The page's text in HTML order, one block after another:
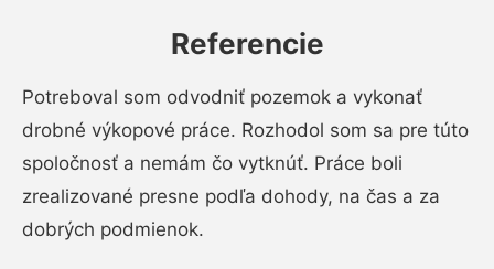
Referencie
Potreboval som odvodniť pozemok a vykonať
drobné výkopové práce. Rozhodol som sa pre túto
spoločnosť a nemám čo vytknúť. Práce boli
zrealizované presne podľa dohody, na čas a za
dobrých podmienok.